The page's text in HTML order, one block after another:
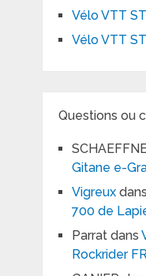
Vélo VTT
Vélo VTT
Questions ou
Gitane e-
Vigreuxdans
700 de
Parratdans
Rockrider